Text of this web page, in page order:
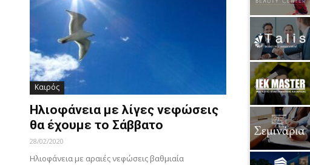
Καιρός
Ηλιοφάνεια με λίγες νεφώσεις
θα έχουμε το Σάββατο
28/02/2020
Ηλιοφάνεια με αραιές νεφώσεις βαθμιαία